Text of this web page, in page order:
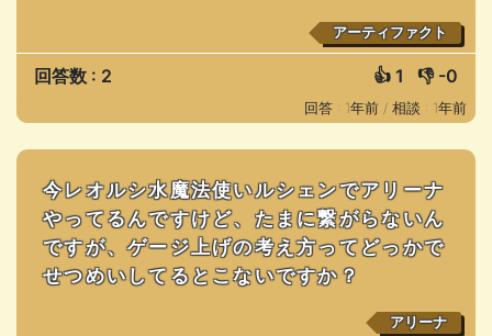
アーティファクト
回答数 : 2 👍 1 👎 -0
回答 : 1年前 / 相談 : 1年前
今レオルシ水魔法使いルシェンでアリーナ
やってるんですけど、たまに繋がらないん
ですが、ゲージ上げの考え方ってどっかで
せつめいしてるとこないですか？
アリーナ